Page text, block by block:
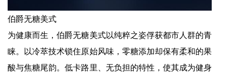
伯爵无糖美式
为健康而生，伯爵无糖美式以纯粹之姿俘获都市人群的青
睐。以冷萃技术锁住原始风味，零糖添加却保有柔和的果
酸与焦糖尾韵。低卡路里、无负担的特性，使其成为健身